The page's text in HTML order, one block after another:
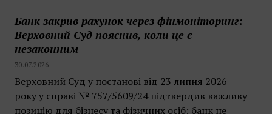
Банк закрив рахунок через фінмоніторинг:
Верховний Суд пояснив, коли це є
незаконним
30.07.2026
Верховний Суд у постанові від 23 липня 2026
року у справі № 757/5609/24 підтвердив важливу
позицію для бізнесу та фізичних осіб: банк не